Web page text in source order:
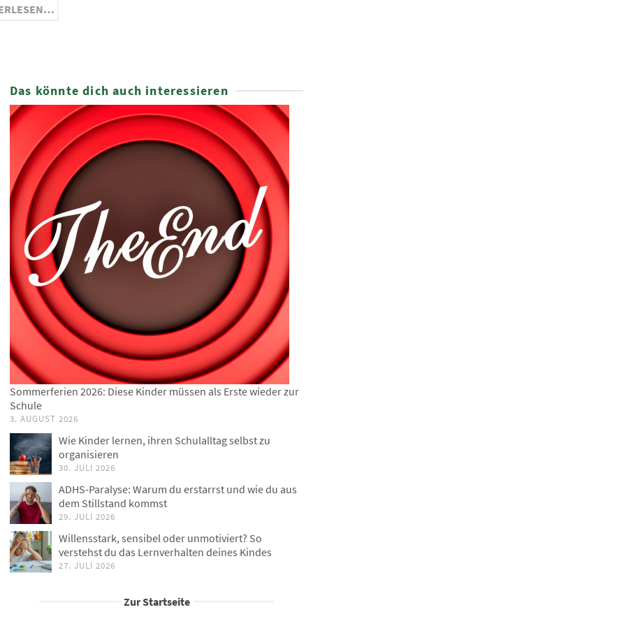
Das könnte dich auch interessieren
Sommerferien 2026: Diese Kinder müssen als Erste wieder zur
Schule
3. AUGUST 2026
Wie Kinder lernen, ihren Schulalltag selbst zu
organisieren
30. JULI 2026
ADHS-Paralyse: Warum du erstarrst und wie du aus
dem Stillstand kommst
29. JULI 2026
Willensstark, sensibel oder unmotiviert? So
verstehst du das Lernverhalten deines Kindes
27. JULI 2026
Zur Startseite